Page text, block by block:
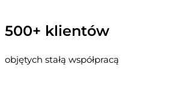
500+ klientów
objętych stałą współpracą